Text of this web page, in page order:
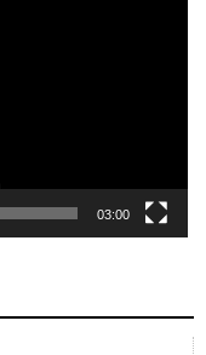
03:00